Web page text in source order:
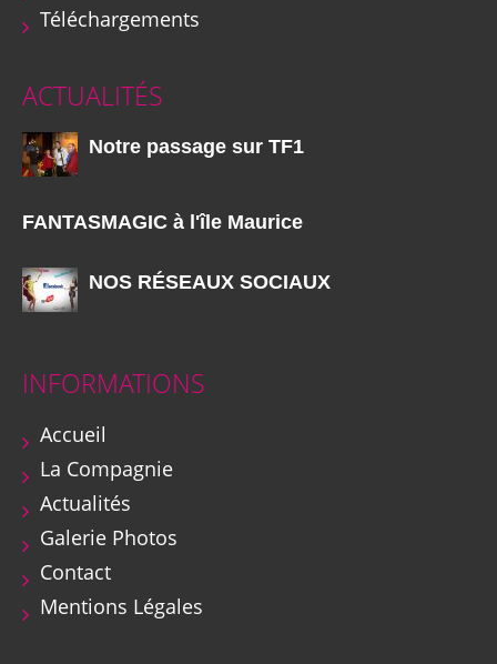
Téléchargements
ACTUALITÉS
Notre passage sur TF1
FANTASMAGIC à l'île Maurice
NOS RÉSEAUX SOCIAUX
INFORMATIONS
Accueil
La Compagnie
Actualités
Galerie Photos
Contact
Mentions Légales